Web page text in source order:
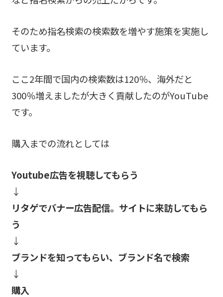
そのため指名検索の検索数を増やす施策を実施し
ています。
ここ2年間で国内の検索数は120％、海外だと
300％増えましたが大きく貢献したのがYouTube
です。
購入までの流れとしては
Youtube広告を視聴してもらう
↓
リタゲでバナー広告配信。サイトに来訪してもら
う
↓
ブランドを知ってもらい、ブランド名で検索
↓
購入